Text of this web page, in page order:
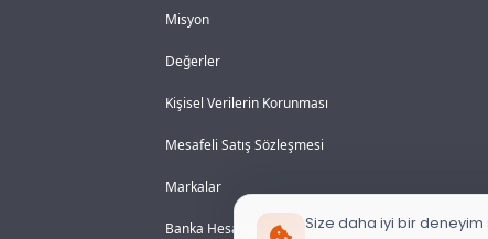
Misyon
Değerler
Kişisel Verilerin Korunması
Mesafeli Satış Sözleşmesi
Markalar
Banka Hesaplarımız Size daha iyi bir